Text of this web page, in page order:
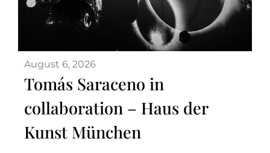
August 6, 2026
Tomás Saraceno in
collaboration – Haus der
Kunst München